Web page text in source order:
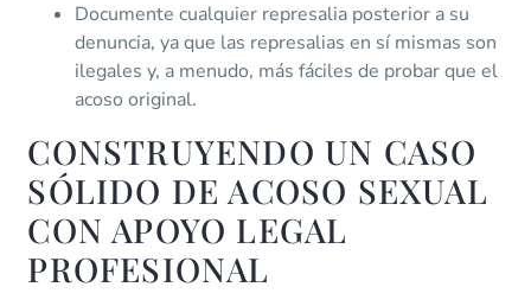
Documente cualquier represalia posterior a su
denuncia, ya que las represalias en sí mismas son
ilegales y, a menudo, más fáciles de probar que el
acoso original.
CONSTRUYENDO UN CASO
SÓLIDO DE ACOSO SEXUAL
CON APOYO LEGAL
PROFESIONAL